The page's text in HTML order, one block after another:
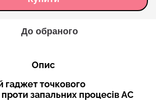
До обраного
Опис
гаджет точкового
запальних процесів AC